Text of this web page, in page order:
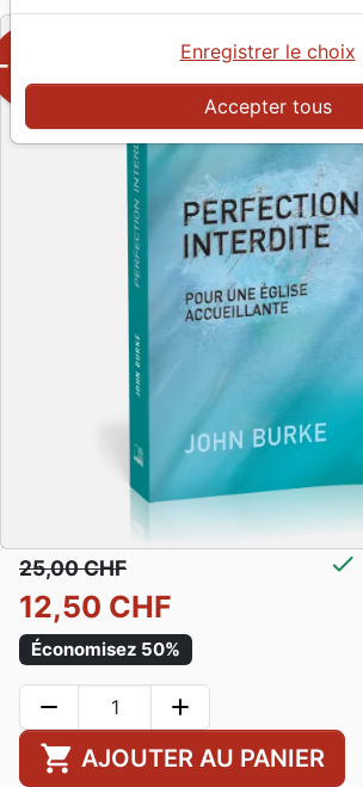
25,00 CHF
12,50 CHF
Économisez 50%
check
remove add
shopping_cart AJOUTER AU PANIER
Accepter tous
Enregistrer le choix